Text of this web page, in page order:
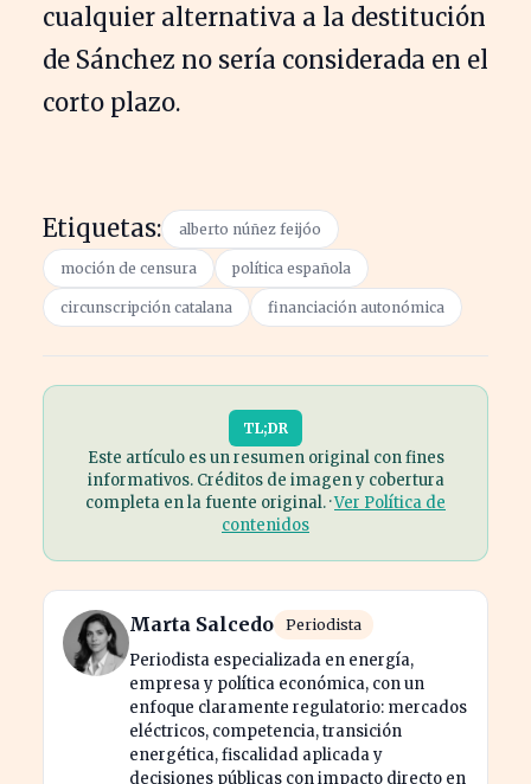
cualquier alternativa a la destitución
de Sánchez no sería considerada en el
corto plazo.
Etiquetas: alberto núñez feijóo
moción de censura política española
circunscripción catalana financiación autonómica
TL;DR
Este artículo es un resumen original con fines
informativos. Créditos de imagen y cobertura
completa en la fuente original. ·Ver Política de
contenidos
Marta Salcedo Periodista
Periodista especializada en energía,
empresa y política económica, con un
enfoque claramente regulatorio: mercados
eléctricos, competencia, transición
energética, fiscalidad aplicada y
decisiones públicas con impacto directo en